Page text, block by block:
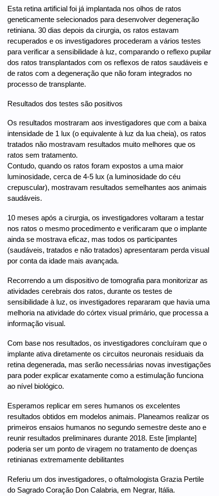
Esta retina artificial foi já implantada nos olhos de ratos
geneticamente selecionados para desenvolver degeneração
retiniana. 30 dias depois da cirurgia, os ratos estavam
recuperados e os investigadores procederam a vários testes
para verificar a sensibilidade à luz, comparando o reflexo pupilar
dos ratos transplantados com os reflexos de ratos saudáveis e
de ratos com a degeneração que não foram integrados no
processo de transplante.
Resultados dos testes são positivos
Os resultados mostraram aos investigadores que com a baixa
intensidade de 1 lux (o equivalente à luz da lua cheia), os ratos
tratados não mostravam resultados muito melhores que os
ratos sem tratamento.
Contudo, quando os ratos foram expostos a uma maior
luminosidade, cerca de 4-5 lux (a luminosidade do céu
crepuscular), mostravam resultados semelhantes aos animais
saudáveis.
10 meses após a cirurgia, os investigadores voltaram a testar
nos ratos o mesmo procedimento e verificaram que o implante
ainda se mostrava eficaz, mas todos os participantes
(saudáveis, tratados e não tratados) apresentaram perda visual
por conta da idade mais avançada.
Recorrendo a um dispositivo de tomografia para monitorizar as
atividades cerebrais dos ratos, durante os testes de
sensibilidade à luz, os investigadores repararam que havia uma
melhoria na atividade do córtex visual primário, que processa a
informação visual.
Com base nos resultados, os investigadores concluíram que o
implante ativa diretamente os circuitos neuronais residuais da
retina degenerada, mas serão necessárias novas investigações
para poder explicar exatamente como a estimulação funciona
ao nível biológico.
Esperamos replicar em seres humanos os excelentes
resultados obtidos em modelos animais. Planeamos realizar os
primeiros ensaios humanos no segundo semestre deste ano e
reunir resultados preliminares durante 2018. Este [implante]
poderia ser um ponto de viragem no tratamento de doenças
retinianas extremamente debilitantes
Referiu um dos investigadores, o oftalmologista Grazia Pertile
do Sagrado Coração Don Calabria, em Negrar, Itália.